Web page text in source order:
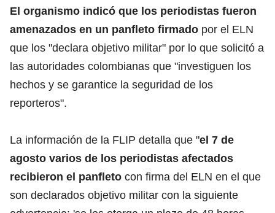
El organismo indicó que los periodistas fueron
amenazados en un panfleto firmado por el ELN
que los "declara objetivo militar" por lo que solicitó a
las autoridades colombianas que "investiguen los
hechos y se garantice la seguridad de los
reporteros".
La información de la FLIP detalla que "el 7 de
agosto varios de los periodistas afectados
recibieron el panfleto con firma del ELN en el que
son declarados objetivo militar con la siguiente